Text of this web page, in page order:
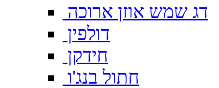
דג שמש אוזן ארוכה
דולפין
חידקן
חתול בנג'ו